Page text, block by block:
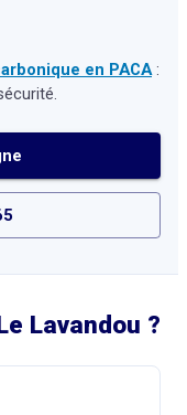
en PACA :
Lavandou ?